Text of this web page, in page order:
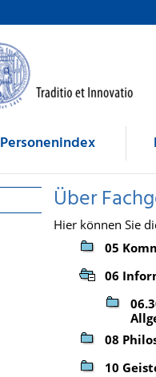
Personenindex
Über
Hier können Sie
05
06
08
10